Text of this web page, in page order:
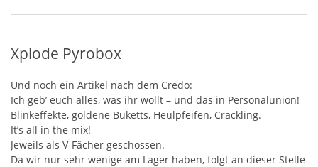
Xplode Pyrobox
Und noch ein Artikel nach dem Credo:
Ich geb’ euch alles, was ihr wollt – und das in Personalunion!
Blinkeffekte, goldene Buketts, Heulpfeifen, Crackling.
It’s all in the mix!
Jeweils als V-Fächer geschossen.
Da wir nur sehr wenige am Lager haben, folgt an dieser Stelle